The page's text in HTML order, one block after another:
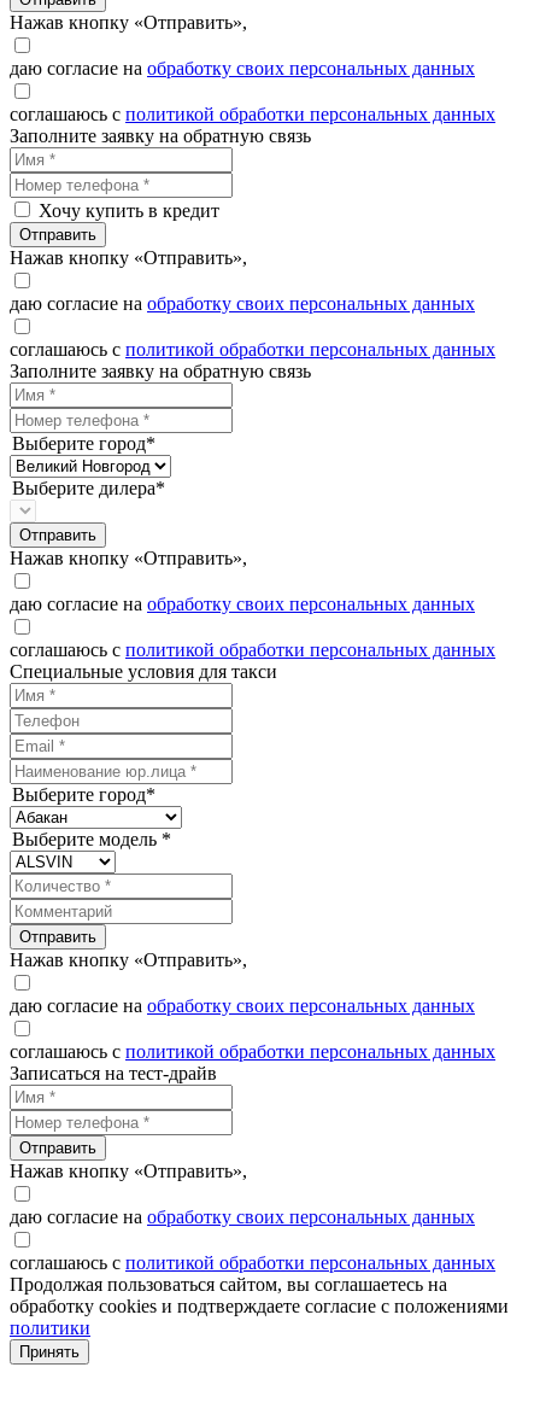
Нажав кнопку «Отправить»,
даю согласие на обработку своих персональных данных
соглашаюсь с политикой обработки персональных данных
Заполните заявку на обратную связь
Хочу купить в кредит
Отправить
Нажав кнопку «Отправить»,
даю согласие на обработку своих персональных данных
соглашаюсь с политикой обработки персональных данных
Заполните заявку на обратную связь
Выберите город*
Выберите дилера*
Отправить
Нажав кнопку «Отправить»,
даю согласие на обработку своих персональных данных
соглашаюсь с политикой обработки персональных данных
Специальные условия для такси
Выберите город*
Выберите модель *
Отправить
Нажав кнопку «Отправить»,
даю согласие на обработку своих персональных данных
соглашаюсь с политикой обработки персональных данных
Записаться на тест-драйв
Отправить
Нажав кнопку «Отправить»,
даю согласие на обработку своих персональных данных
соглашаюсь с политикой обработки персональных данных
Продолжая пользоваться сайтом, вы соглашаетесь на
обработку cookies и подтверждаете согласие с положениями
политики
Принять